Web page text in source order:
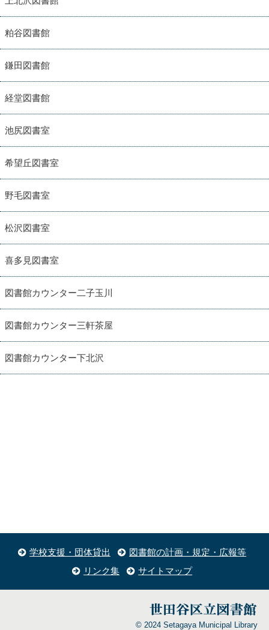
粕谷図書館
鎌田図書館
経堂図書館
池尻図書室
希望丘図書室
野毛図書室
松沢図書室
喜多見図書室
図書館カウンター二子玉川
図書館カウンター三軒茶屋
図書館カウンター下北沢
学校支援・団体貸出
図書館の計画・規定・広報等
リンク集
サイトマップ
© 2024 Setagaya Municipal Library